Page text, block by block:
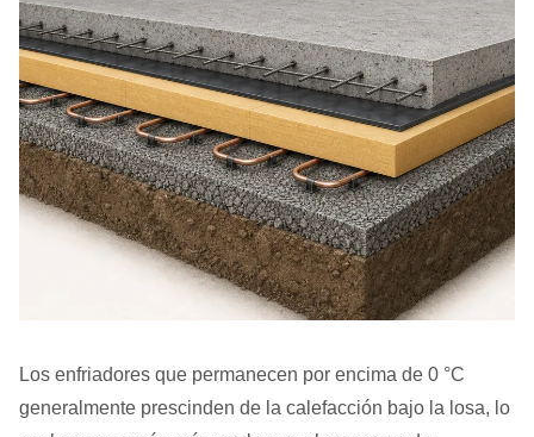
Los enfriadores que permanecen por encima de 0 °C
generalmente prescinden de la calefacción bajo la losa, lo